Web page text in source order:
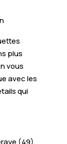
plus
vous
avec les
qui
(49)